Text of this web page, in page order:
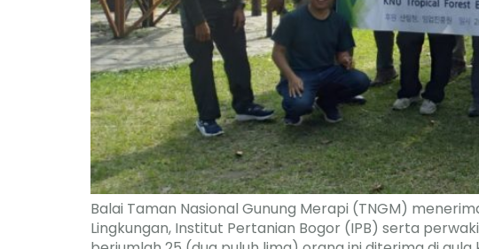
Balai Taman Nasional Gunung Merapi (TNGM)
Lingkungan, Institut Pertanian Bogor (IPB) serta